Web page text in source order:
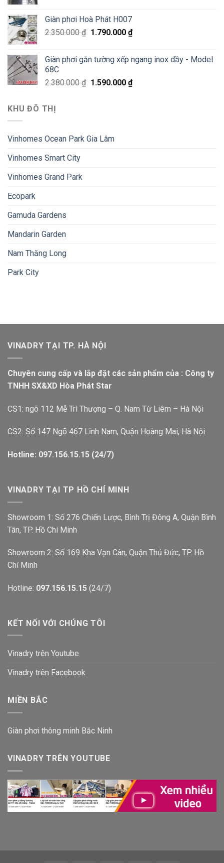
Giàn phơi Hoà Phát H007
2.350.000₫ 1.790.000 ₫
Giàn phơi gắn tường xếp ngang inox dầy - Model
68C
2.380.000₫ 1.590.000 ₫
KHU ĐÔ THỊ
Vinhomes Ocean Park Gia Lâm
Vinhomes Smart City
Vinhomes Grand Park
Ecopark
Gamuda Gardens
Mandarin Garden
Nam Thăng Long
Park City
VINADRY TẠI TP. HÀ NỘI
Chuyên cung cấp và lắp đặt các sản phẩm của : Công ty
TNHH SX&XD Hòa Phát Star
CS1: ngõ 112 Mễ Trì Thượng – Q. Nam Từ Liêm – Hà Nội
CS2: Số 147 Ngõ 467 Lĩnh Nam, Quận Hoàng Mai, Hà Nội
Hotline: 097.156.15.15 (24/7)
VINADRY TẠI TP HỒ CHÍ MINH
Showroom 1: Số 276 Chiến Lược, Bình Trị Đông A, Quận Bình
Tân, TP. Hồ Chí Minh
Showroom 2: Số 169 Kha Vạn Cân, Quận Thủ Đức, TP. Hồ
Chí Minh
Hotline: 097.156.15.15 (24/7)
KẾT NỐI VỚI CHÚNG TÔI
Vinadry trên Youtube
Vinadry trên Facebook
MIỀN BẮC
Giàn phơi thông minh Bắc Ninh
VINADRY TRÊN YOUTUBE